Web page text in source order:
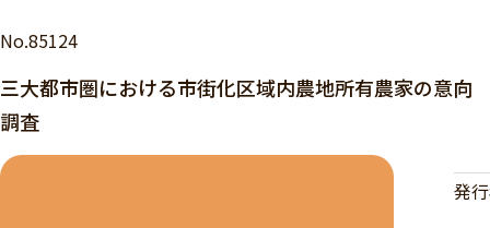
No.85124
三大都市圏における市街化区域内農地所有農家の意向
調査
発